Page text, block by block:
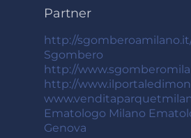
Partner
http://
Sgombero
http://
http://
Ematologo Milano
Genova